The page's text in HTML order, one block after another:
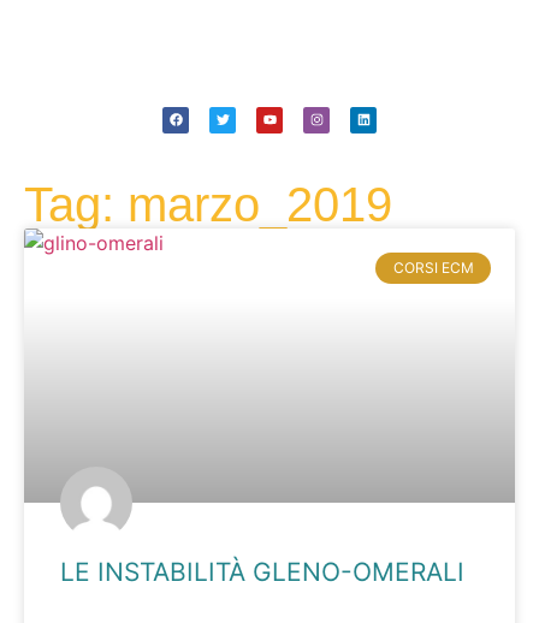
Tag: marzo_2019
CORSI ECM
LE INSTABILITÀ GLENO-OMERALI